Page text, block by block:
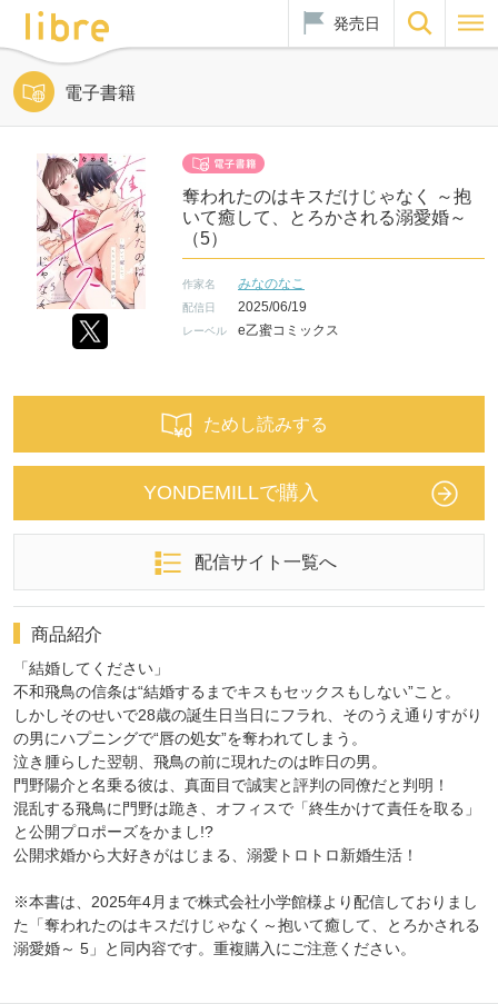
発売日
電子書籍
奪われたのはキスだけじゃなく ～抱
いて癒して、とろかされる溺愛婚～
（5）
作家名 みなのなこ
配信日 2025/06/19
レーベル e乙蜜コミックス
ためし読みする
YONDEMILLで購入
配信サイト一覧へ
商品紹介
「結婚してください」
不和飛鳥の信条は“結婚するまでキスもセックスもしない”こと。
しかしそのせいで28歳の誕生日当日にフラれ、そのうえ通りすがり
の男にハプニングで“唇の処女”を奪われてしまう。
泣き腫らした翌朝、飛鳥の前に現れたのは昨日の男。
門野陽介と名乗る彼は、真面目で誠実と評判の同僚だと判明！
混乱する飛鳥に門野は跪き、オフィスで「終生かけて責任を取る」
と公開プロポーズをかまし!?
公開求婚から大好きがはじまる、溺愛トロトロ新婚生活！
※本書は、2025年4月まで株式会社小学館様より配信しておりまし
た「奪われたのはキスだけじゃなく～抱いて癒して、とろかされる
溺愛婚～ 5」と同内容です。重複購入にご注意ください。